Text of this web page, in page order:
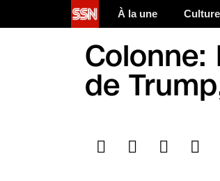
À la une Culture
Colonne:
de